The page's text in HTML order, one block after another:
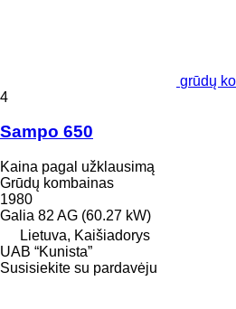
grūdų
4
Sampo 650
Kaina pagal užklausimą
Grūdų kombainas
1980
Galia 82 AG (60.27 kW)
Lietuva, Kaišiadorys
UAB “Kunista”
Susisiekite su pardavėju